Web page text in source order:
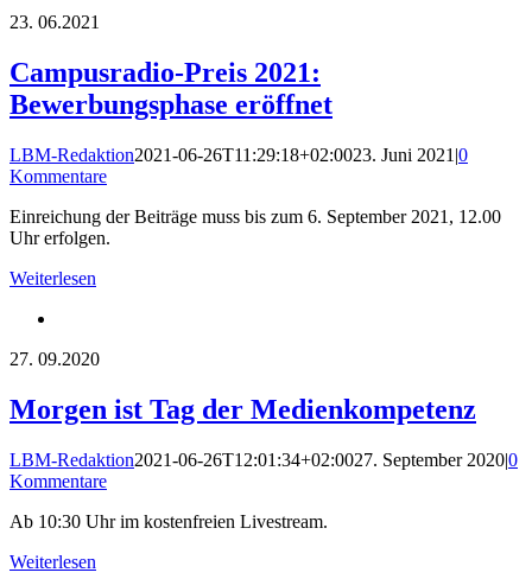
23. 06.2021
Campusradio-Preis 2021:
Bewerbungsphase eröffnet
LBM-Redaktion2021-06-26T11:29:18+02:0023. Juni 2021 |0
Kommentare
Einreichung der Beiträge muss bis zum 6. September 2021, 12.00
Uhr erfolgen.
Weiterlesen
27. 09.2020
Morgen ist Tag der Medienkompetenz
LBM-Redaktion2021-06-26T12:01:34+02:0027. September 2020|0
Kommentare
Ab 10:30 Uhr im kostenfreien Livestream.
Weiterlesen